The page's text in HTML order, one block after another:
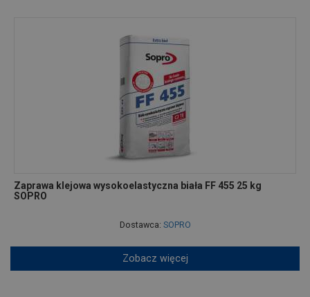
Zaprawa klejowa wysokoelastyczna biała FF 455 25 kg
SOPRO
Dostawca: SOPRO
Zobacz więcej